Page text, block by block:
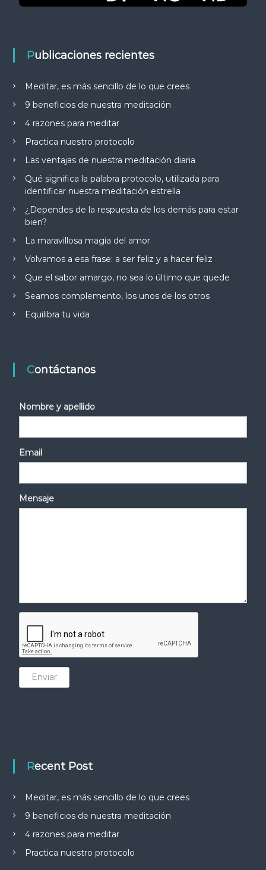
Publicaciones recientes
Meditar, es más sencillo de lo que crees
9 beneficios de nuestra meditación
4 razones para meditar
Practica nuestro protocolo
Las ventajas de nuestra meditación diaria
Qué significa la palabra protocolo, utilizada para
identificar nuestra meditación estrella
¿Dependes de la respuesta de los demás para estar
bien?
La maravillosa magia del amor
Volvamos a esa frase: a ser feliz y a hacer feliz
Que el sabor amargo, no sea lo último que quede
Seamos complemento, los unos de los otros
Equilibra tu vida
Contáctanos
Nombre y apellido
Email
Mensaje
Enviar
Recent Post
Meditar, es más sencillo de lo que crees
9 beneficios de nuestra meditación
4 razones para meditar
Practica nuestro protocolo